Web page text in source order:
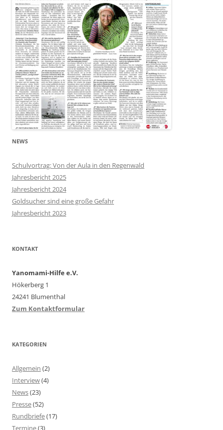
NEWS
Schulvortrag: Von der Aula in den Regenwald
Jahresbericht 2025
Jahresbericht 2024
Goldsucher sind eine große Gefahr
Jahresbericht 2023
KONTAKT
Yanomami-Hilfe e.V.
Hökerberg 1
24241 Blumenthal
Zum Kontaktformular
KATEGORIEN
Allgemein (2)
Interview(4)
News(23)
Presse(52)
Rundbriefe(17)